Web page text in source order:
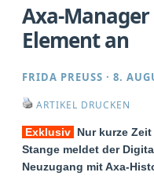
Axa-
Element an
FRIDA PREUSS ·8.
ARTIKEL DRUCKEN
Exklusiv Nur kurze
Stange meldet der
Neuzugang mit Axa-